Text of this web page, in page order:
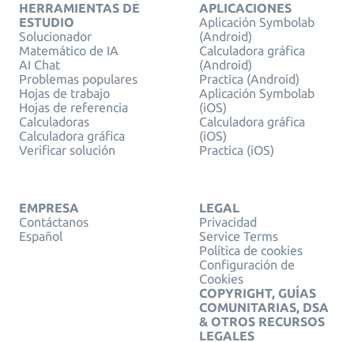
HERRAMIENTAS DE
ESTUDIO
Solucionador
Matemático de IA
AI Chat
Problemas populares
Hojas de trabajo
Hojas de referencia
Calculadoras
Calculadora gráfica
Verificar solución
APLICACIONES
Aplicación Symbolab
(Android)
Calculadora gráfica
(Android)
Practica (Android)
Aplicación Symbolab
(iOS)
Calculadora gráfica
(iOS)
Practica (iOS)
EMPRESA
Contáctanos
Español
LEGAL
Privacidad
Service Terms
Política de cookies
Configuración de
Cookies
COPYRIGHT, GUÍAS
COMUNITARIAS, DSA
& OTROS RECURSOS
LEGALES